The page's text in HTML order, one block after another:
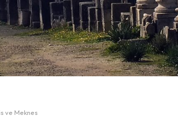
ve Meknes